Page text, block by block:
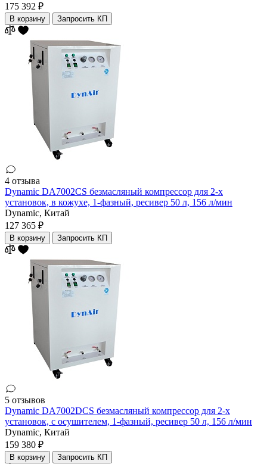
175 392 ₽
В корзину Запросить КП
4 отзыва
Dynamic DA7002CS безмасляный компрессор для 2-х
установок, в кожухе, 1-фазный, ресивер 50 л, 156 л/мин
Dynamic, Китай
127 365 ₽
В корзину Запросить КП
5 отзывов
Dynamic DA7002DCS безмасляный компрессор для 2-х
установок, c осушителем, 1-фазный, ресивер 50 л, 156 л/мин
Dynamic, Китай
159 380 ₽
В корзину Запросить КП